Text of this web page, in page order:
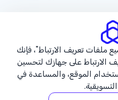
ملفات تعريف الارتباط"، فإنك
الارتباط على جهازك لتحسين
الموقع، والمساعدة في